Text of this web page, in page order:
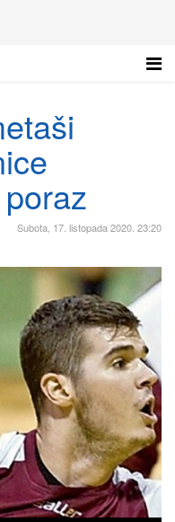
Subota, 17. listopada 2020. 23:20